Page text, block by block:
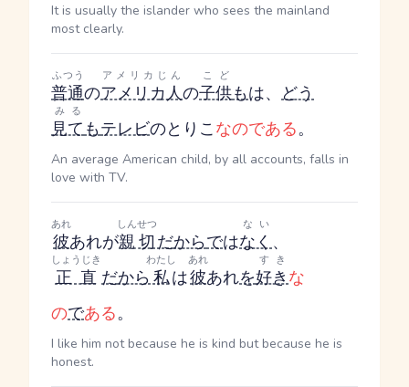
It is usually the islander who sees the mainland
most clearly.
普通
ふつう
のアメリカ人
アメリカじん
の子供
こど
もは、 どう
見て
みる
もテレビのとりこなのである。
An average American child, by all accounts, falls in
love with TV.
彼
あれ
あれが親切
しんせつ
だからではなく
ない
、
正直
しょうじき
だから私
わたし
は彼
あれ
あれを好き
すき
な
のである。
I like him not because he is kind but because he is
honest.